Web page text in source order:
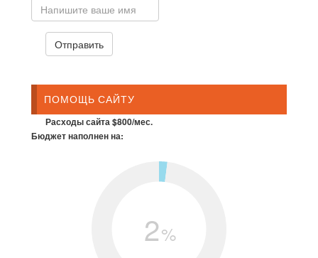
ПОМОЩЬ САЙТУ
Расходы сайта $800/мес.
Бюджет наполнен на:
2%